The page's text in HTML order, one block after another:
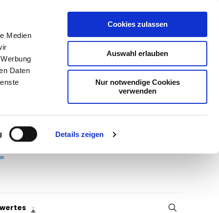
Medien
Daten
Details zeigen
Cookies zulassen
Auswahl erlauben
Nur notwendige Cookies
verwenden